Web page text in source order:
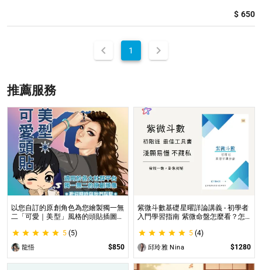
$ 650
1
推薦服務
以您自訂的原創角色為您繪製獨一無
二「可愛｜美型」風格的頭貼插圖！
情」和「動作」的理想頭貼！
5 (5)
龍悟 $850
紫微斗數基礎星曜詳論講義 - 初學者
入門學習指南 紫微命盤怎麼看？怎
工具書，淺顯易懂不藏私！
5 (4)
邱玲雅 Nina $1280